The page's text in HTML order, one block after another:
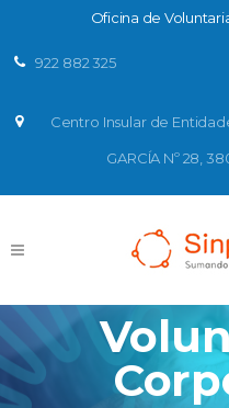
Oficina de
922 882 325
Centro Insular de
GARCÍA Nº 28,